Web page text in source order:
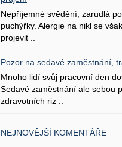
Nepříjemné svědění, zarudlá
puchýřky. Alergie na nikl se
projevit ..
Pozor na sedavé zaměstnání,
Mnoho lidí svůj pracovní den
Sedavé zaměstnání ale sebou
zdravotních riz ..
NEJNOVĚJŠÍ KOMENTÁŘE